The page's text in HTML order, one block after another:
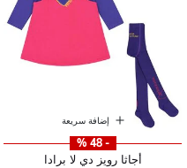
إضافة سريعة
- 48 %
أجاثا رويز دي لا برادا